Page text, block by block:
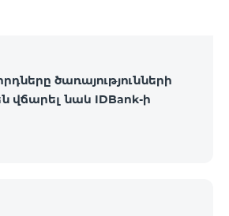
ծառայությունների
վճարել նաև IDBank-ի